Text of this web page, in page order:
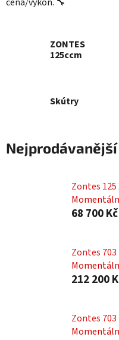
ZONTES
125ccm
Skútry
Nejprodávanější
Zontes 125
68 700 Kč
Zontes
212 200
Zontes